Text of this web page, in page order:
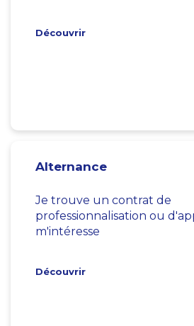
Découvrir
Alternance
Je trouve un contrat de
professionnalisation ou
m'intéresse
Découvrir